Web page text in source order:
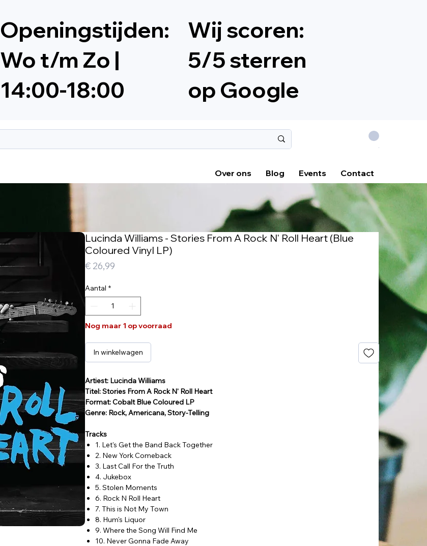
Openingstijden:
Wo t/m Zo |
14:00-18:00
Wij scoren:
5/5 sterren
op Google
.
Over ons Blog Events Contact
Lucinda Williams - Stories From A Rock N' Roll Heart (Blue
Coloured Vinyl LP)
€ 26,99
Aantal *
Nog maar 1 op voorraad
In winkelwagen
Artiest: Lucinda Williams
Titel: Stories From A Rock N' Roll Heart
Format: Cobalt Blue Coloured LP
Genre: Rock, Americana, Story-Telling
Tracks
1. Let's Get the Band Back Together
2. New York Comeback
3. Last Call For the Truth
4. Jukebox
5. Stolen Moments
6. Rock N Roll Heart
7. This is Not My Town
8. Hum's Liquor
9. Where the Song Will Find Me
10. Never Gonna Fade Away